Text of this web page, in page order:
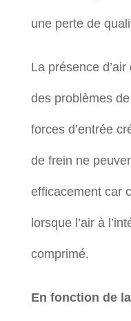
une perte de
La présence
des problèmes
forces d’entrée
de frein ne
efficacement car
lorsque l’air à
comprimé.
En fonction de